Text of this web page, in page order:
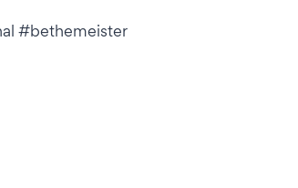
#bethemeister